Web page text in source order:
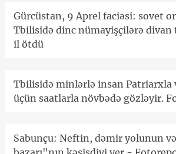
Gürcüstan, 9 Aprel faciəsi: sovet
Tbilisidə dinc nümayişçilərə divan
il ötdü
Tbilisidə minlərlə insan Patriarxla
üçün saatlarla növbədə gözləyir.
Sabunçu: Neftin, dəmir yolunun